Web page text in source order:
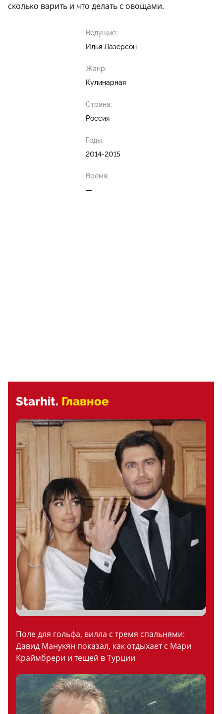
сколько варить и что делать с овощами.
Ведущие:
Илья Лазерсон
Жанр:
Кулинарная
Страна:
Россия
Годы:
2014-2015
Время:
—
Starhit. Главное
Поле для гольфа, вилла с тремя спальнями:
Давид Манукян показал, как отдыхает с Мари
Краймбрери и тещей в Турции